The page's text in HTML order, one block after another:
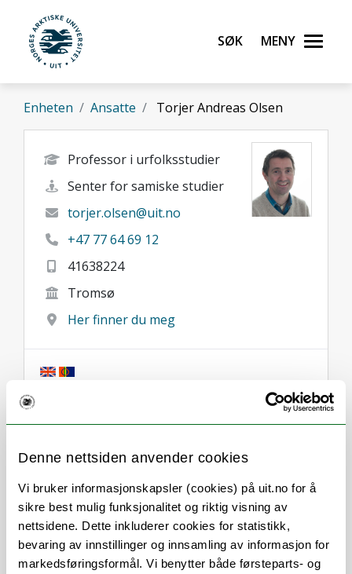
Denne nettsiden anvender cookies
Vi bruker informasjonskapsler (cookies) på uit.no for å
sikre best mulig funksjonalitet og riktig visning av
nettsidene. Dette inkluderer cookies for statistikk,
bevaring av innstillinger og innsamling av informasjon for
markedsføringsformål. Vi benytter både førsteparts- og
Gå til hovedinnhold
UiT Norges arktiske universitet
Søk Meny
Enheten Ansatte Torjer Andreas Olsen
Professor i urfolksstudier
Senter for samiske studier
torjer.olsen@uit.no
+47 77 64 69 12
41638224
Tromsø
Her finner du meg
Andre publikasjoner
Her finner du meg